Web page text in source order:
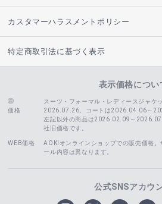
カスタマーハラスメントポリシー
特定商取引法に基づく表示
表示価格につい
価格
スーツ・フォーマル・レディースジャ
2026.07.26、コートは2026.04.06～
左記以外の商品は2026.02.09～
社旧価格です。
WEB価格
AOKIオンラインショップでの販売価格
ール内容は異なります。
公式SNSアカウ